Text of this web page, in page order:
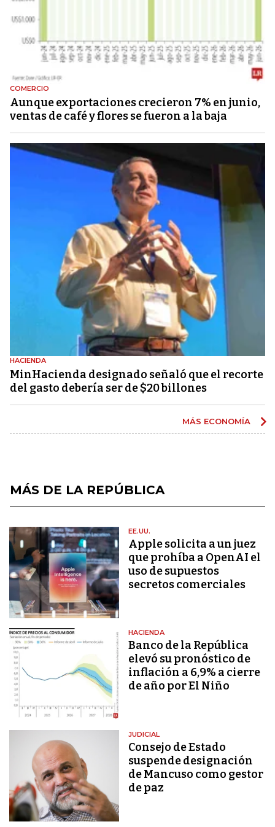
COMERCIO
Aunque exportaciones crecieron 7% en junio,
ventas de café y flores se fueron a la baja
HACIENDA
MinHacienda designado señaló que el recorte
del gasto debería ser de $20 billones
MÁS ECONOMÍA
MÁS DE LA REPÚBLICA
EE.UU.
Apple solicita a un juez
que prohíba a OpenAI el
uso de supuestos
secretos comerciales
HACIENDA
Banco de la República
elevó su pronóstico de
inflación a 6,9% a cierre
de año por El Niño
JUDICIAL
Consejo de Estado
suspende designación
de Mancuso como gestor
de paz